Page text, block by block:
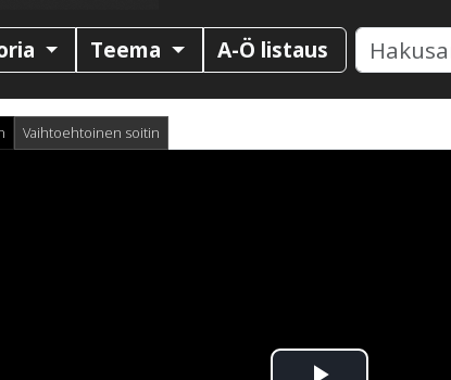
Teema A-Ö listaus
Vaihtoehtoinen soitin